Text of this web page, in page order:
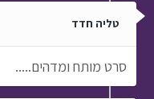
טליה חדד
סרט מותח ומדהים.....